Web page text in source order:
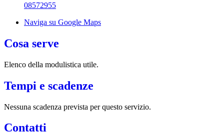
08572955
Naviga su Google Maps
Cosa serve
Elenco della modulistica utile.
Tempi e scadenze
Nessuna scadenza prevista per questo servizio.
Contatti